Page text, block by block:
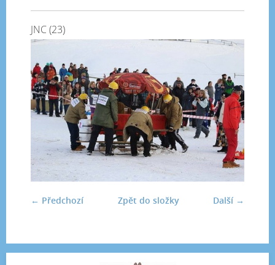
JNC (23)
← Předchozí Další →
Zpět do složky